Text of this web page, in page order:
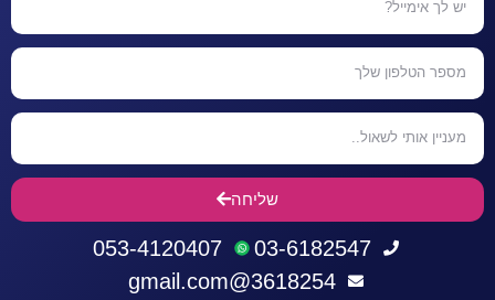
שליחה
03-6182547
053-4120407
3618254@gmail.com